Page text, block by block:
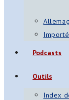
Podcasts
Outils
Index